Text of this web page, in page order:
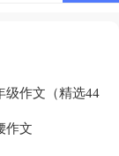
级作文（精选44
作文